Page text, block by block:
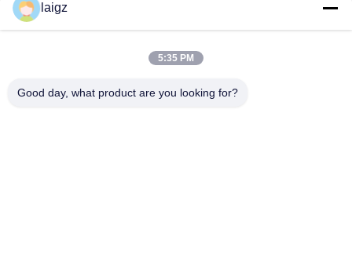
Wyślij
laigz
5:35 PM
Good day, what product are you looking for?